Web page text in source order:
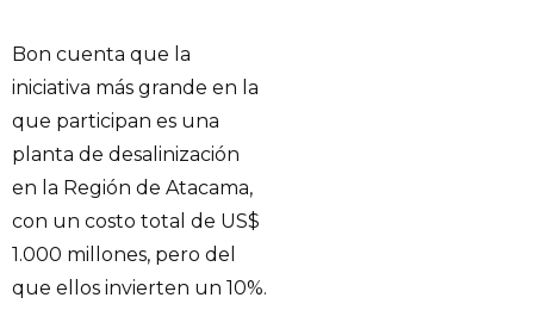
Bon cuenta que la
iniciativa más grande en la
que participan es una
planta de desalinización
en la Región de Atacama,
con un costo total de US$
1.000 millones, pero del
que ellos invierten un 10%.